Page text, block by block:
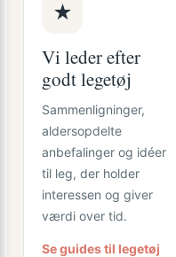
★
Vi leder efter
godt legetøj
Sammenligninger,
aldersopdelte
anbefalinger og idéer
til leg, der holder
interessen og giver
værdi over tid.
Se guides til legetøj